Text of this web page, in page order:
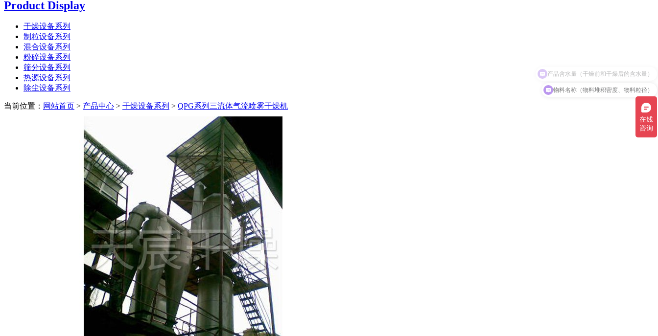
Product Display
干燥设备系列
制粒设备系列
混合设备系列
粉碎设备系列
筛分设备系列
热源设备系列
除尘设备系列
当前位置： 网站首页 > 产品中心 > 干燥设备系列 > QPG系列三流体气流喷雾干燥机
物料名称（物料堆积密度、物料粒径）